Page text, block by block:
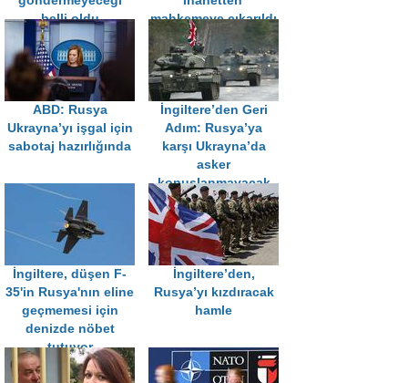
belli oldu
mahkemeye çıkarıldı
ABD: Rusya
Ukrayna’yı işgal için
sabotaj hazırlığında
İngiltere’den Geri
Adım: Rusya’ya
karşı Ukrayna’da
asker
konuşlanmayacak
İngiltere, düşen F-
35'in Rusya'nın eline
geçmemesi için
denizde nöbet
tutuyor
İngiltere’den,
Rusya’yı kızdıracak
hamle